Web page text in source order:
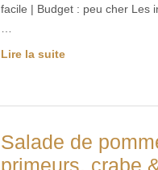
facile | Budget : peu cher Les
Lire la suite
Salade de
primeurs, crabe